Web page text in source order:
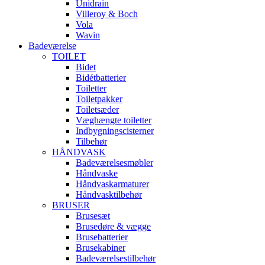
Unidrain
Villeroy & Boch
Vola
Wavin
Badeværelse
TOILET
Bidet
Bidétbatterier
Toiletter
Toiletpakker
Toiletsæder
Væghængte toiletter
Indbygningscisterner
Tilbehør
HÅNDVASK
Badeværelsesmøbler
Håndvaske
Håndvaskarmaturer
Håndvasktilbehør
BRUSER
Brusesæt
Brusedøre & vægge
Brusebatterier
Brusekabiner
Badeværelsestilbehør